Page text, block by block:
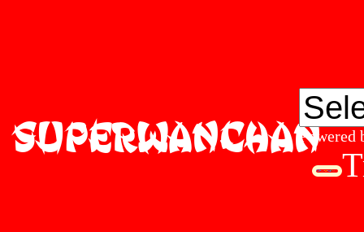
Powered
SUPERWANCHAN